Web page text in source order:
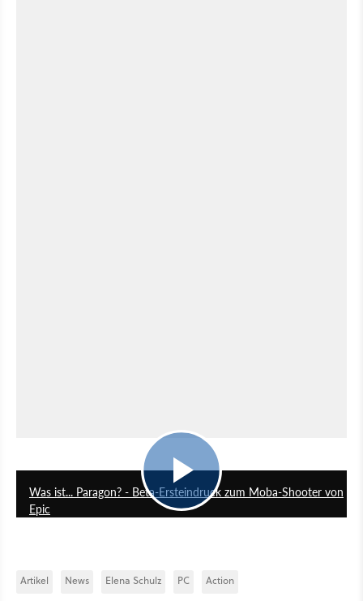
Was ist... Paragon? - Beta-Ersteindruck zum Moba-Shooter von
Epic
Artikel News Elena Schulz PC Action